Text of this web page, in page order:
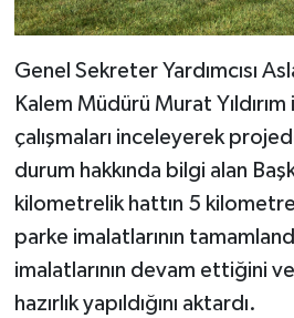
Genel Sekreter Yardımcısı
Kalem Müdürü Murat
çalışmaları inceleyerek
durum hakkında bilgi alan
kilometrelik hattın 5
parke imalatlarının
imalatlarının devam ettiğini
hazırlık yapıldığını aktardı.